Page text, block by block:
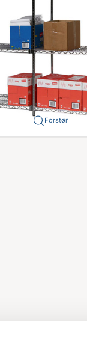
Forstør
cm: Stor